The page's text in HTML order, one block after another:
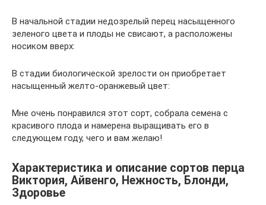
В начальной стадии недозрелый перец насыщенного
зеленого цвета и плоды не свисают, а расположены
носиком вверх:
В стадии биологической зрелости он приобретает
насыщенный желто-оранжевый цвет:
Мне очень понравился этот сорт, собрала семена с
красивого плода и намерена выращивать его в
следующем году, чего и вам желаю!
Характеристика и описание сортов перца
Виктория, Айвенго, Нежность, Блонди,
Здоровье